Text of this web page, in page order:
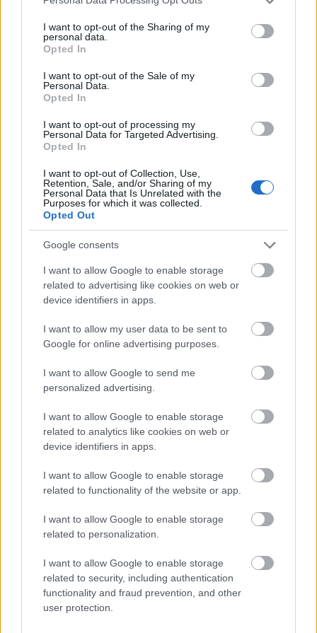
not limited to your visit or usage behaviour. You may click to
grant or deny consent to Google and its third-party tags to
use your data for below specified purposes in below Google
consent section.
I want to opt-out of the Sharing of my
personal data.
Opted In
I want to opt-out of the Sale of my
Personal Data.
Opted In
I want to opt-out of processing my
Personal Data for Targeted Advertising.
Opted In
I want to opt-out of Collection, Use,
Retention, Sale, and/or Sharing of my
Personal Data that Is Unrelated with the
Purposes for which it was collected.
Opted Out
Google consents
I want to allow Google to enable storage
related to advertising like cookies on web or
device identifiers in apps.
I want to allow my user data to be sent to
Google for online advertising purposes.
I want to allow Google to send me
personalized advertising.
I want to allow Google to enable storage
related to analytics like cookies on web or
device identifiers in apps.
I want to allow Google to enable storage
related to functionality of the website or app.
I want to allow Google to enable storage
related to personalization.
I want to allow Google to enable storage
related to security, including authentication
functionality and fraud prevention, and other
user protection.
mellett viszont nem lehet szó nélkül elmenni, főleg
azért, hogy ilyen erős teljesítményt tud nyújtani
Címkék:szinkron Comedy Central HBO RTLII Kerekes József
Ajánlott bejegyzések:
Lefelezik a Jóban Rosszban premier
epizódjainak számát
jackpotjárat (LA to Vegas)
Újra látható lesz a magyar gyártású
zenés vígjátéksorozat (videó)
Szünet nélkül folytatódik itthon két
premier széria